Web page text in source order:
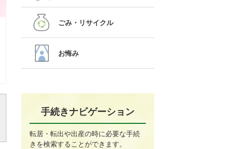
ごみ・リサイクル
お悔み
手続きナビゲーション
転居・転出や出産の時に必要な手続
きを検索することができます。